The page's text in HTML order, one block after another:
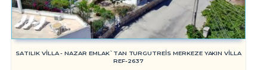
SATILIK VİLLA - NAZAR EMLAK`TAN TURGUTREİS MERKEZE YAKIN VİLLA
REF-2637